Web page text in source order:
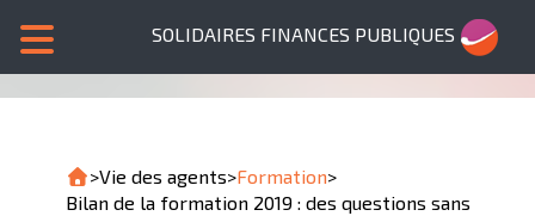
SOLIDAIRES FINANCES PUBLIQUES
>Vie des agents>Formation>
Bilan de la formation 2019 : des questions sans